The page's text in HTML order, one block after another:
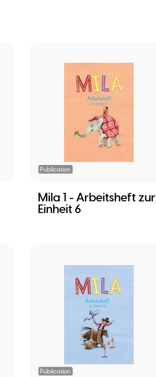
Publication
Mila 1 - Arbeitsheft zur
Einheit 6
Publication